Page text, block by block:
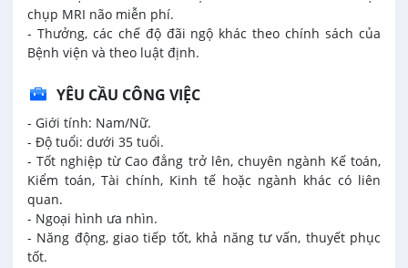
chụp MRI não miễn phí.
- Thưởng, các chế độ đãi ngộ khác theo chính sách của
Bệnh viện và theo luật định.
YÊU CẦU CÔNG VIỆC
- Giới tính: Nam/Nữ.
- Độ tuổi: dưới 35 tuổi.
- Tốt nghiệp từ Cao đẳng trở lên, chuyên ngành Kế toán,
Kiểm toán, Tài chính, Kinh tế hoặc ngành khác có liên
quan.
- Ngoại hình ưa nhìn.
- Năng động, giao tiếp tốt, khả năng tư vấn, thuyết phục
tốt.